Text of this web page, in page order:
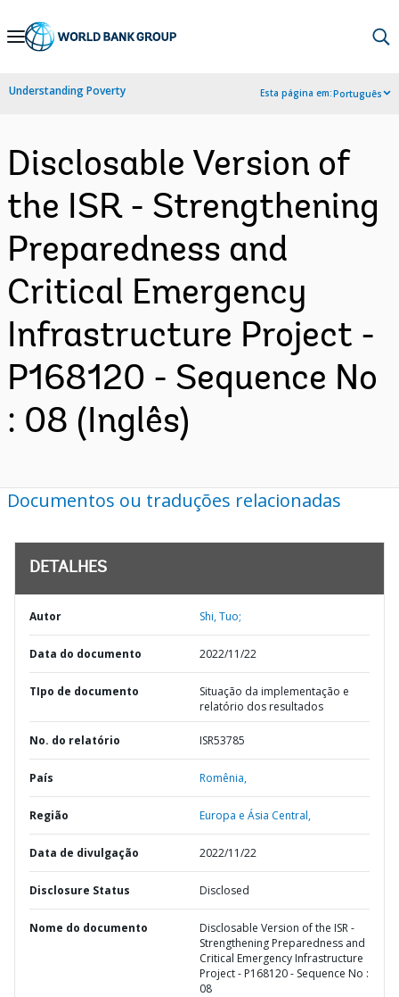
Skip
Navigation
Understanding Poverty Esta página em:Português
Disclosable Version of
the ISR - Strengthening
Preparedness and
Critical Emergency
Infrastructure Project -
P168120 - Sequence No
: 08 (Inglês)
Documentos ou traduções relacionadas
DETALHES
Autor Shi, Tuo;
Data do documento 2022/11/22
TIpo de documento
Situação da implementação e
relatório dos resultados
No. do relatório ISR53785
País Romênia,
Região Europa e Ásia Central,
Data de divulgação 2022/11/22
Disclosure Status Disclosed
Nome do documento
Disclosable Version of the ISR -
Strengthening Preparedness and
Critical Emergency Infrastructure
Project - P168120 - Sequence No :
08